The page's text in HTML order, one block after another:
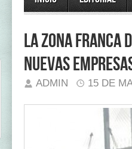
La Zona
nuevas
ADMIN 15 DE